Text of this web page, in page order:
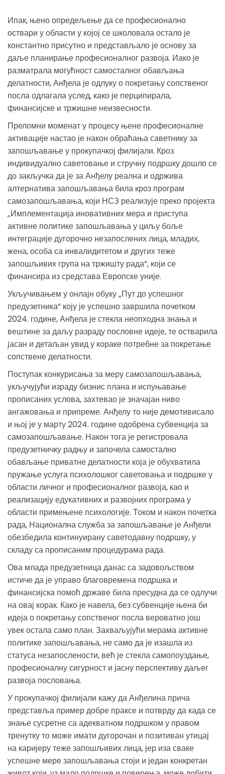
Ипак, њено опредељење да се професионално
оствари у области у којој се школовала остало је
константно присутно и представљало је основу за
даље планирање професионалног развоја. Иако је
разматрала могућност самосталног обављања
делатности, Анђела је одлуку о покретању сопственог
посла одлагала услед, како је перципирала,
финансијске и тржишне неизвесности.
Преломни моменат у процесу њене професионалне
активације настао је након обраћања саветнику за
запошљавање у прокупачкој филијали. Кроз
индивидуално саветовање и стручну подршку дошло се
до закључка да је за Анђелу реална и одржива
алтернатива запошљавања била кроз програм
самозапошљавања, који НСЗ реализује преко пројекта
„Имплементација иновативних мера и приступа
активне политике запошљавања у циљу боље
интеграције дугорочно незапослених лица, младих,
жена, особа са инвалидитетом и других теже
запошљивих група на тржишту рада“, који се
финансира из средстава Европске уније.
Укључивањем у онлајн обуку „Пут до успешног
предузетника“ коју је успешно завршила почетком
2024. године, Анђела је стекла неопходна знања и
вештине за даљу разраду пословне идеје, те остварила
јасан и детаљан увид у кораке потребне за покретање
сопствене делатности.
Поступак конкурисања за меру самозапошљавања,
укључујући израду бизнис плана и испуњавање
прописаних услова, захтевао је значајан ниво
ангажовања и припреме. Анђелу то није демотивисало
и њој је у марту 2024. године одобрена субвенција за
самозапошљавање. Након тога је регистровала
предузетничку радњу и започела самостално
обављање приватне делатности која је обухватила
пружање услуга психолошког саветовања и подршке у
области личног и професионалног развоја, као и
реализацију едукативних и развојних програма у
области примењене психологије. Током и након почетка
рада, Национална служба за запошљавање је Анђели
обезбедила континуирану саветодавну подршку, у
складу са прописаним процедурама рада.
Ова млада предузетница данас са задовољством
истиче да је управо благовремена подршка и
финансијска помоћ државе била пресудна да се одлучи
на овај корак. Како је навела, без субвенције њена би
идеја о покретању сопственог посла вероватно још
увек остала само план. Захваљујући мерама активне
политике запошљавања, не само да је изашла из
статуса незапослености, већ је стекла самопоуздање,
професионалну сигурност и јасну перспективу даљег
развоја пословања.
У прокупачкој филијали кажу да Анђелина прича
представља пример добре праксе и потврду да када се
знање сусретне са адекватном подршком у правом
тренутку то може имати дугорочан и позитиван утицај
на каријеру теже запошљивих лица, јер иза сваке
успешне мере запошљавања стоји и један конкретан